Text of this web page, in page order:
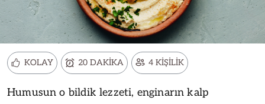
KOLAY 20 DAKİKA 4 KİŞİLİK
Humusun o bildik lezzeti, enginarın kalp